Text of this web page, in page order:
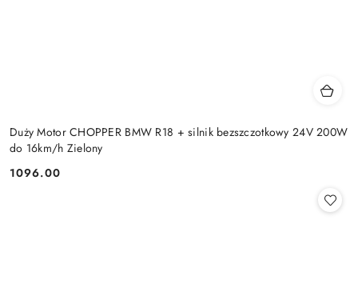
Duży Motor CHOPPER BMW R18 + silnik bezszczotkowy 24V 200W
do 16km/h Zielony
Cena:
1096.00